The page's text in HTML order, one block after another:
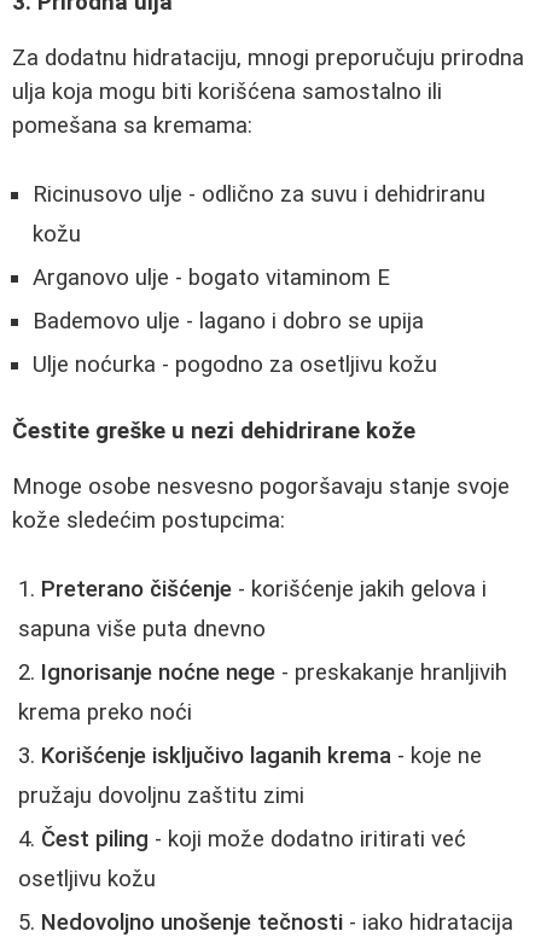
Za dodatnu hidrataciju, mnogi preporučuju prirodna
ulja koja mogu biti korišćena samostalno ili
pomešana sa kremama:
Ricinusovo ulje - odlično za suvu i dehidriranu
kožu
Arganovo ulje - bogato vitaminom E
Bademovo ulje - lagano i dobro se upija
Ulje noćurka - pogodno za osetljivu kožu
Čestite greške u nezi dehidrirane kože
Mnoge osobe nesvesno pogoršavaju stanje svoje
kože sledećim postupcima:
Preterano čišćenje - korišćenje jakih gelova i
sapuna više puta dnevno
Ignorisanje noćne nege - preskakanje hranljivih
krema preko noći
Korišćenje isključivo laganih krema - koje ne
pružaju dovoljnu zaštitu zimi
Čest piling - koji može dodatno iritirati već
osetljivu kožu
Nedovoljno unošenje tečnosti - iako hidratacija